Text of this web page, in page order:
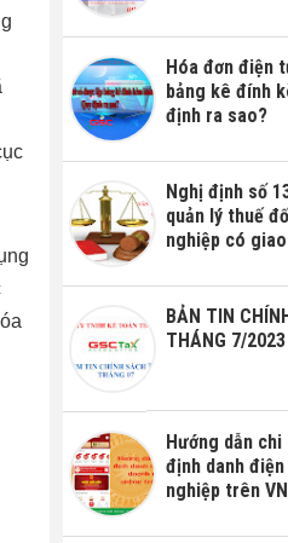
Hóa đơn điện
bảng kê đính
định ra sao?
Nghị định số
quản lý thuế
nghiệp có
BẢN TIN
THÁNG 7/2023
Hướng dẫn
định danh
nghiệp trên